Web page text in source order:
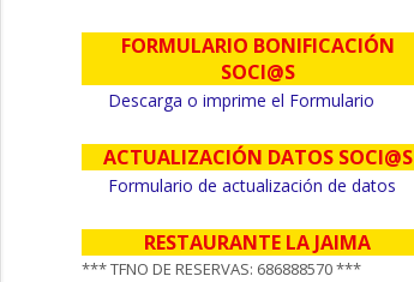
FORMULARIO BONIFICACIÓN
SOCI@S
Descarga o imprime el Formulario
ACTUALIZACIÓN DATOS SOCI@S
Formulario de actualización de datos
RESTAURANTE LA JAIMA
*** TFNO DE RESERVAS: 686888570 ***